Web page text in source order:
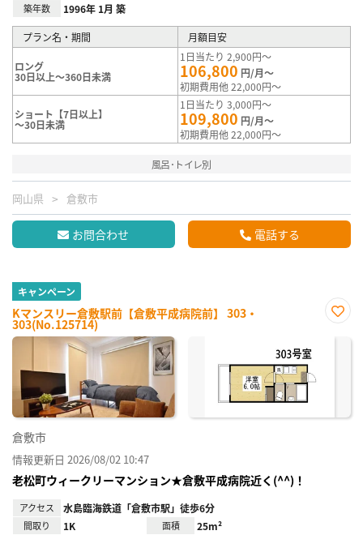
築年数 1996年 1月 築
プラン名・期間 月額目安
ロング
30日以上～360日未満
1日当たり 2,900円～
106,800 円/月～
初期費用他 22,000円～
ショート【7日以上】
～30日未満
1日当たり 3,000円～
109,800 円/月～
初期費用他 22,000円～
風呂･トイレ別
岡山県 倉敷市
お問合わせ 電話する
キャンペーン
Kマンスリー倉敷駅前【倉敷平成病院前】 303・
303(No.125714)
に入
倉敷市
情報更新日 2026/08/02 10:47
老松町ウィークリーマンション★倉敷平成病院近く(^^)！
アクセス 水島臨海鉄道「倉敷市駅」徒歩6分
間取り 1K 面積 25m²